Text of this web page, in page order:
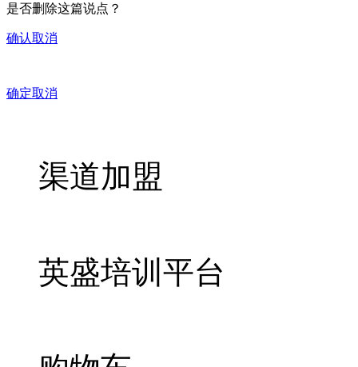
是否删除这篇说点？
确认取消
确定取消
渠道加盟
英盛培训平台